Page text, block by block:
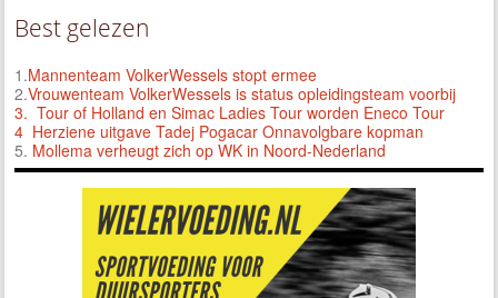
Best gelezen
1.Mannenteam VolkerWessels stopt ermee
2.Vrouwenteam VolkerWessels is status opleidingsteam voorbij
3. Tour of Holland en Simac Ladies Tour worden Eneco Tour
4 Herziene uitgave Tadej Pogacar Onnavolgbare kopman
5. Mollema verheugt zich op WK in Noord-Nederland